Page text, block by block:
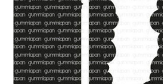
Stompkaarsen
Magic
Personen
Steampunk
Alcohol ink
Embossing
Foto's
Gummiapan
Lavinia Stamps
CraftEmotions
Inspiratie
Art Journal 2025
Kaarten 2025